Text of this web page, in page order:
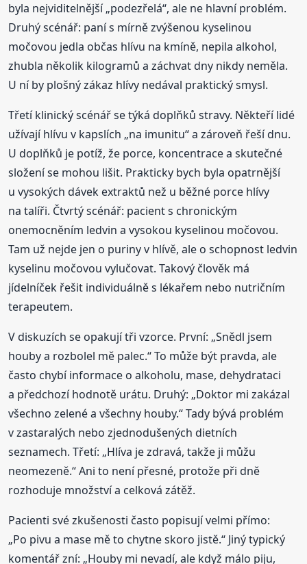
byla nejviditelnější „podezřelá“, ale ne hlavní problém.
Druhý scénář: paní s mírně zvýšenou kyselinou
močovou jedla občas hlívu na kmíně, nepila alkohol,
zhubla několik kilogramů a záchvat dny nikdy neměla.
U ní by plošný zákaz hlívy nedával praktický smysl.
Třetí klinický scénář se týká doplňků stravy. Někteří lidé
užívají hlívu v kapslích „na imunitu“ a zároveň řeší dnu.
U doplňků je potíž, že porce, koncentrace a skutečné
složení se mohou lišit. Prakticky bych byla opatrnější
u vysokých dávek extraktů než u běžné porce hlívy
na talíři. Čtvrtý scénář: pacient s chronickým
onemocněním ledvin a vysokou kyselinou močovou.
Tam už nejde jen o puriny v hlívě, ale o schopnost ledvin
kyselinu močovou vylučovat. Takový člověk má
jídelníček řešit individuálně s lékařem nebo nutričním
terapeutem.
V diskuzích se opakují tři vzorce. První: „Snědl jsem
houby a rozbolel mě palec.“ To může být pravda, ale
často chybí informace o alkoholu, mase, dehydrataci
a předchozí hodnotě urátu. Druhý: „Doktor mi zakázal
všechno zelené a všechny houby.“ Tady bývá problém
v zastaralých nebo zjednodušených dietních
seznamech. Třetí: „Hlíva je zdravá, takže ji můžu
neomezeně.“ Ani to není přesné, protože při dně
rozhoduje množství a celková zátěž.
Pacienti své zkušenosti často popisují velmi přímo:
„Po pivu a mase mě to chytne skoro jistě.“ Jiný typický
komentář zní: „Houby mi nevadí, ale když málo piju,